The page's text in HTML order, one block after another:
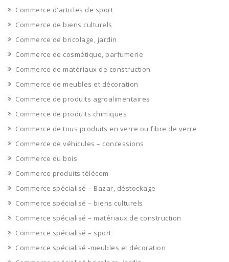
Commerce d'articles de sport
Commerce de biens culturels
Commerce de bricolage, jardin
Commerce de cosmétique, parfumerie
Commerce de matériaux de construction
Commerce de meubles et décoration
Commerce de produits agroalimentaires
Commerce de produits chimiques
Commerce de tous produits en verre ou fibre de verre
Commerce de véhicules – concessions
Commerce du bois
Commerce produits télécom
Commerce spécialisé – Bazar, déstockage
Commerce spécialisé – biens culturels
Commerce spécialisé – matériaux de construction
Commerce spécialisé – sport
Commerce spécialisé -meubles et décoration